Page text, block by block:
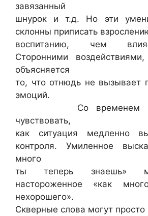
завязанный
шнурок и т.д. Но эти
склонны приписать
воспитанию, чем
Сторонними
объясняется
то, что отнюдь не вызывает
эмоций.
Со временем вы
чувствовать,
как ситуация медленно
контроля. Умиленное
много
ты теперь знаешь»
настороженное «как
нехорошего».
Скверные слова могут просто